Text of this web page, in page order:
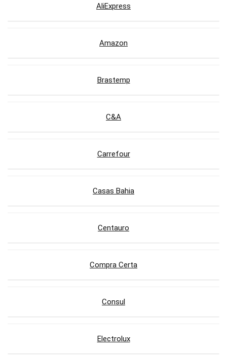
AliExpress
Amazon
Brastemp
C&A
Carrefour
Casas Bahia
Centauro
Compra Certa
Consul
Electrolux